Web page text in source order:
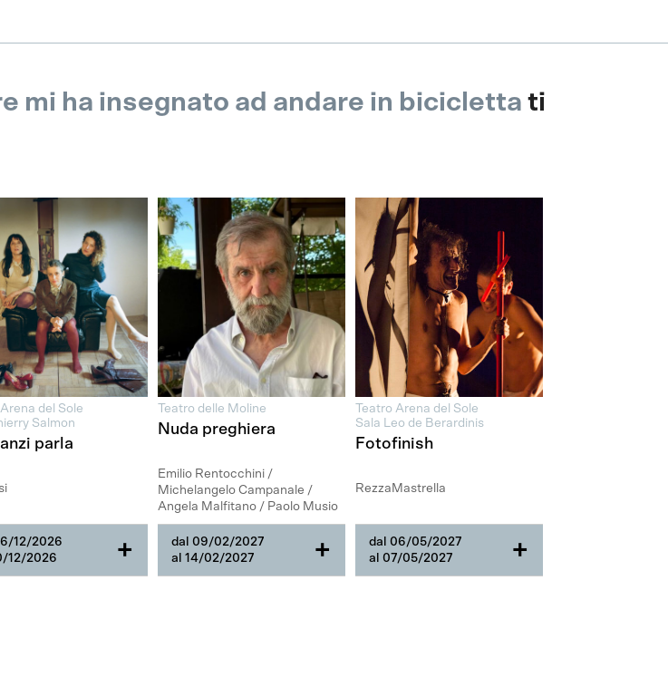
mi ha insegnato ad andare in bicicletta ti
Arena del Sole
Salmon
anzi parla
12/2026
12/2026
+
Teatro delle Moline
Nuda preghiera
Emilio Rentocchini /
Michelangelo Campanale /
Angela Malfitano / Paolo Musio
dal 09/02/2027
al 14/02/2027
+
Teatro Arena del Sole
Sala Leo de Berardinis
Fotofinish
RezzaMastrella
dal 06/05/2027
al 07/05/2027
+